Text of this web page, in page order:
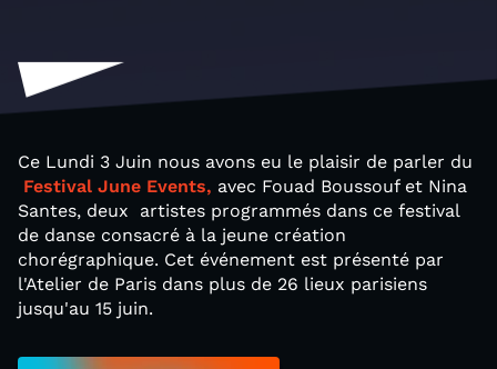
Ce Lundi 3 Juin nous avons eu le plaisir de parler du
Festival June Events, avec Fouad Boussouf et Nina
Santes, deux artistes programmés dans ce festival
de danse consacré à la jeune création
chorégraphique. Cet événement est présenté par
l'Atelier de Paris dans plus de 26 lieux parisiens
jusqu'au 15 juin.